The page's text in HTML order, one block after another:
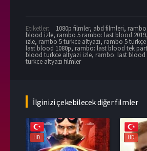
Etiketler: 1080p filmler, abd filmleri,
blood izle, rambo 5 rambo: last blood 2019,
izle, rambo 5 turkce altyazi, rambo 5
last blood 1080p, rambo: last blood tek
blood turkce altyazi izle, rambo: last blood
turkce altyazi filmler
İlginizi çekebilecek diğer filmler
HD HD